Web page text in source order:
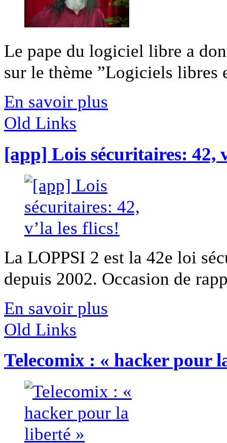
Le pape du logiciel libre a
sur le thème ”Logiciels libres
En savoir plus
Old Links
[app] Lois sécuritaires: 42,
La LOPPSI 2 est la 42e loi
depuis 2002. Occasion de
En savoir plus
Old Links
Telecomix : « hacker pour